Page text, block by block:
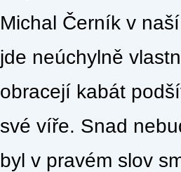
Michal Černík v
jde neúchylně
obracejí kabát
své víře. Snad
byl v pravém slov